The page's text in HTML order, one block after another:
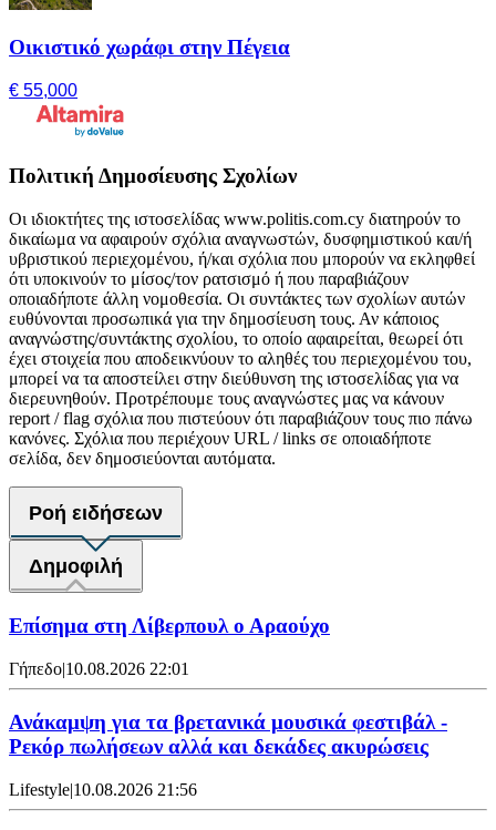
Οικιστικό χωράφι στην Πέγεια
€ 55,000
Πολιτική Δημοσίευσης Σχολίων
Οι ιδιοκτήτες της ιστοσελίδας www.politis.com.cy διατηρούν το
δικαίωμα να αφαιρούν σχόλια αναγνωστών, δυσφημιστικού και/ή
υβριστικού περιεχομένου, ή/και σχόλια που μπορούν να εκληφθεί
ότι υποκινούν το μίσος/τον ρατσισμό ή που παραβιάζουν
οποιαδήποτε άλλη νομοθεσία. Οι συντάκτες των σχολίων αυτών
ευθύνονται προσωπικά για την δημοσίευση τους. Αν κάποιος
αναγνώστης/συντάκτης σχολίου, το οποίο αφαιρείται, θεωρεί ότι
έχει στοιχεία που αποδεικνύουν το αληθές του περιεχομένου του,
μπορεί να τα αποστείλει στην διεύθυνση της ιστοσελίδας για να
διερευνηθούν. Προτρέπουμε τους αναγνώστες μας να κάνουν
report / flag σχόλια που πιστεύουν ότι παραβιάζουν τους πιο πάνω
κανόνες. Σχόλια που περιέχουν URL / links σε οποιαδήποτε
σελίδα, δεν δημοσιεύονται αυτόματα.
Ροή ειδήσεων
Δημοφιλή
Επίσημα στη Λίβερπουλ ο Αραούχο
Γήπεδο|10.08.2026 22:01
Ανάκαμψη για τα βρετανικά μουσικά φεστιβάλ -
Ρεκόρ πωλήσεων αλλά και δεκάδες ακυρώσεις
Lifestyle|10.08.2026 21:56